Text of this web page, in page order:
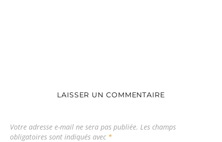
LAISSER UN COMMENTAIRE
Votre adresse e-mail ne sera pas publiée. Les champs
obligatoires sont indiqués avec *